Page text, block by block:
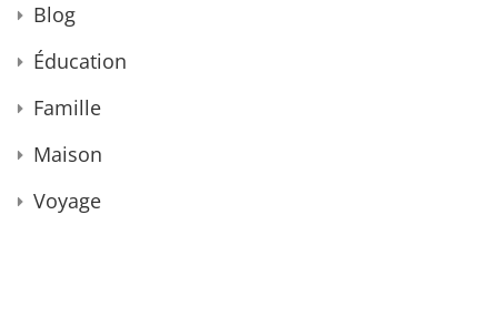
Blog
Éducation
Famille
Maison
Voyage